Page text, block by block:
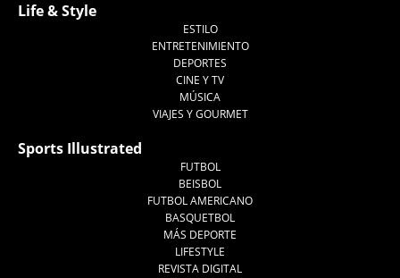
Life & Style
ESTILO
ENTRETENIMIENTO
DEPORTES
CINE Y TV
MÚSICA
VIAJES Y GOURMET
Sports Illustrated
FUTBOL
BEISBOL
FUTBOL AMERICANO
BASQUETBOL
MÁS DEPORTE
LIFESTYLE
REVISTA DIGITAL